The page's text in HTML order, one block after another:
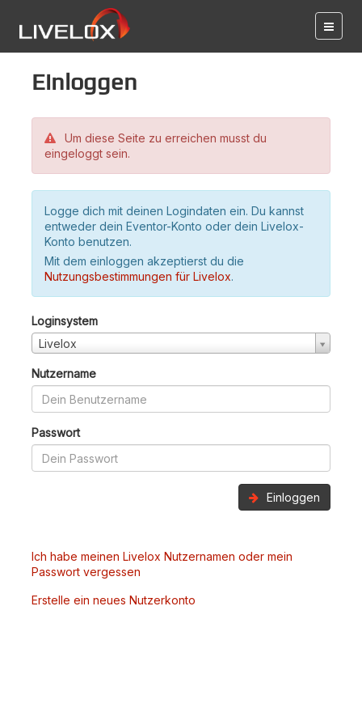
Einloggen
Um diese Seite zu erreichen musst du
eingeloggt sein.
Logge dich mit deinen Logindaten ein. Du kannst
entweder dein Eventor-Konto oder dein Livelox-
Konto benutzen.
Mit dem einloggen akzeptierst du die
Nutzungsbestimmungen für Livelox.
Loginsystem
Livelox
Nutzername
Passwort
Einloggen
Ich habe meinen Livelox Nutzernamen oder mein
Passwort vergessen
Erstelle ein neues Nutzerkonto